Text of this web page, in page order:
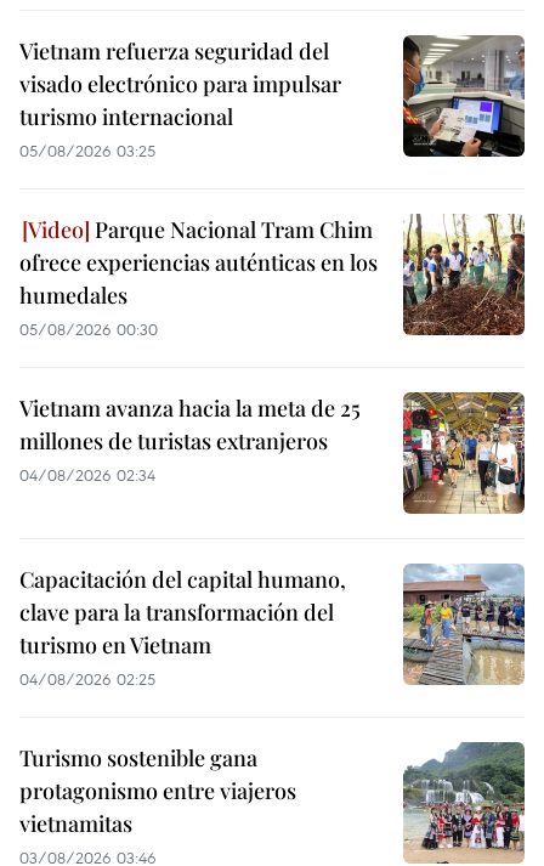
Vietnam refuerza seguridad del
visado electrónico para impulsar
turismo internacional
05/08/2026 03:25
Parque Nacional Tram Chim
ofrece experiencias auténticas en los
humedales
05/08/2026 00:30
Vietnam avanza hacia la meta de 25
millones de turistas extranjeros
04/08/2026 02:34
Capacitación del capital humano,
clave para la transformación del
turismo en Vietnam
04/08/2026 02:25
Turismo sostenible gana
protagonismo entre viajeros
vietnamitas
03/08/2026 03:46